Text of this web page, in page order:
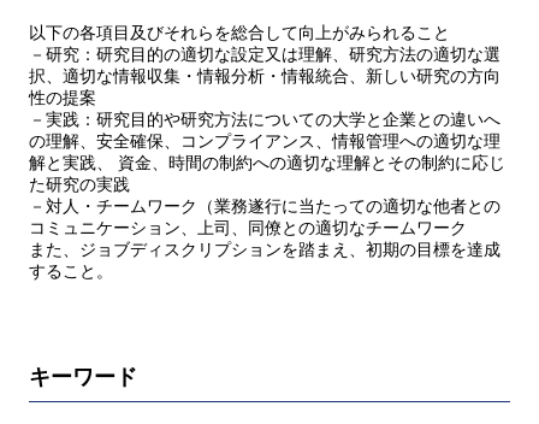
以下の各項目及びそれらを総合して向上がみられること
－研究：研究目的の適切な設定又は理解、研究方法の適切な選
択、適切な情報収集・情報分析・情報統合、新しい研究の方向
性の提案
－実践：研究目的や研究方法についての大学と企業との違いへ
の理解、安全確保、コンプライアンス、情報管理への適切な理
解と実践、 資金、時間の制約への適切な理解とその制約に応じ
た研究の実践
－対人・チームワーク（業務遂行に当たっての適切な他者との
コミュニケーション、上司、同僚との適切なチームワーク
また、ジョブディスクリプションを踏まえ、初期の目標を達成
すること。
キーワード